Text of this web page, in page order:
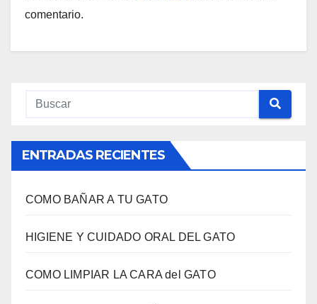
comentario.
ENTRADAS RECIENTES
COMO BAÑAR A TU GATO
HIGIENE Y CUIDADO ORAL DEL GATO
COMO LIMPIAR LA CARA del GATO